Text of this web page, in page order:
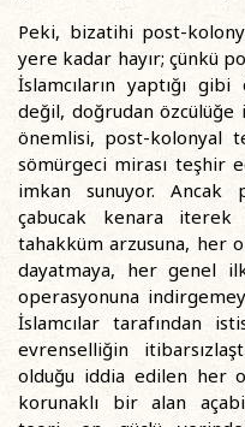
Peki, bizatihi post-
yere kadar hayır; çünkü
İslamcıların yaptığı
değil, doğrudan
önemlisi, post-kolonyal
sömürgeci mirası teşhir
imkan sunuyor. Ancak
çabucak kenara iterek
tahakküm arzusuna, her
dayatmaya, her genel
operasyonuna
İslamcılar tarafından
evrenselliğin
olduğu iddia edilen her
korunaklı bir alan